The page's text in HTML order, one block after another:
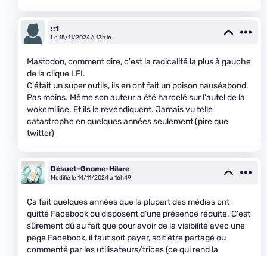
::1
Le 15/11/2024 à 13h16
Mastodon, comment dire, c'est la radicalité la plus à gauche
de la clique LFI.
C'était un super outils, ils en ont fait un poison nauséabond.
Pas moins. Même son auteur a été harcelé sur l'autel de la
wokemilice. Et ils le revendiquent. Jamais vu telle
catastrophe en quelques années seulement (pire que
twitter)
Désuet-Gnome-Hilare
Modifié le 14/11/2024 à 16h49
Ça fait quelques années que la plupart des médias ont
quitté Facebook ou disposent d'une présence réduite. C'est
sûrement dû au fait que pour avoir de la visibilité avec une
page Facebook, il faut soit payer, soit être partagé ou
commenté par les utilisateurs/trices (ce qui rend la